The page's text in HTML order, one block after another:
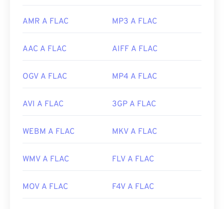
AMR A FLAC MP3 A FLAC
AAC A FLAC AIFF A FLAC
OGV A FLAC MP4 A FLAC
AVI A FLAC 3GP A FLAC
WEBM A FLAC MKV A FLAC
WMV A FLAC FLV A FLAC
MOV A FLAC F4V A FLAC